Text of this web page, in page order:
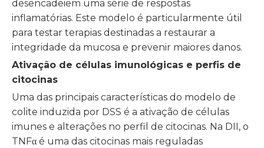
desencadeiem uma série de respostas
inflamatórias. Este modelo é particularmente útil
para testar terapias destinadas a restaurar a
integridade da mucosa e prevenir maiores danos.
Ativação de células imunológicas e perfis de
citocinas
Uma das principais características do modelo de
colite induzida por DSS é a ativação de células
imunes e alterações no perfil de citocinas. Na DII, o
TNFα é uma das citocinas mais reguladas